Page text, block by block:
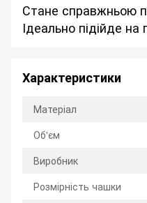
Стане справжньою
Ідеально підійде на
Характеристики
Матеріал
Об'єм
Виробник
Розмірність чашки